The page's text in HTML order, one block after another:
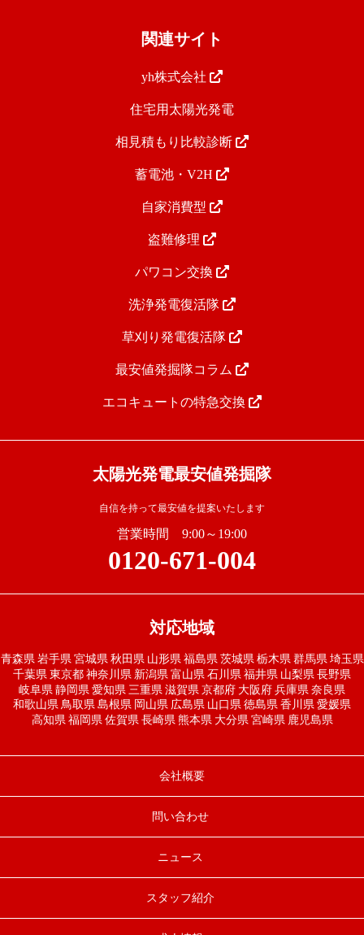
関連サイト
yh株式会社
住宅用太陽光発電
相見積もり比較診断
蓄電池・V2H
自家消費型
盗難修理
パワコン交換
洗浄発電復活隊
草刈り発電復活隊
最安値発掘隊コラム
エコキュートの特急交換
太陽光発電最安値発掘隊
自信を持って最安値を提案いたします
営業時間 9:00～19:00
0120-671-004
対応地域
青森県 岩手県 宮城県 秋田県 山形県 福島県 茨城県 栃木県 群馬県 埼玉県
千葉県 東京都 神奈川県 新潟県 富山県 石川県 福井県 山梨県 長野県
岐阜県 静岡県 愛知県 三重県 滋賀県 京都府 大阪府 兵庫県 奈良県
和歌山県 鳥取県 島根県 岡山県 広島県 山口県 徳島県 香川県 愛媛県
高知県 福岡県 佐賀県 長崎県 熊本県 大分県 宮崎県 鹿児島県
会社概要
問い合わせ
ニュース
スタッフ紹介